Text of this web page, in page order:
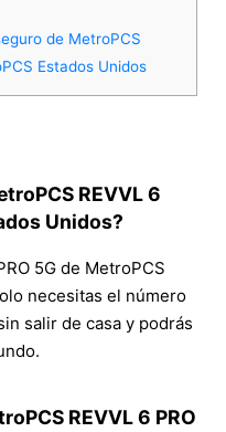
de MetroPCS
Estados Unidos
REVVL 6
Unidos?
5G de MetroPCS
necesitas el número
salir de casa y podrás
REVVL 6 PRO